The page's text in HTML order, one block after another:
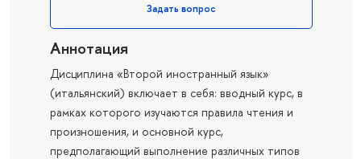
Задать вопрос
Аннотация
Дисциплина «Второй иностранный язык»
(итальянский) включает в себя: вводный курс, в
рамках которого изучаются правила чтения и
произношения, и основной курс,
предполагающий выполнение различных типов